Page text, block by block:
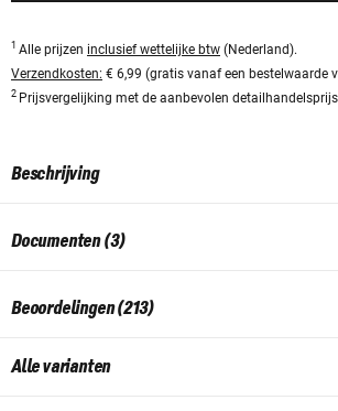
1 Alle prijzen inclusief wettelijke btw (Nederland).
Verzendkosten: € 6,99 (gratis vanaf een bestelwaarde
2 Prijsvergelijking met de aanbevolen
Beschrijving
Documenten (3)
Beoordelingen (213)
Alle varianten